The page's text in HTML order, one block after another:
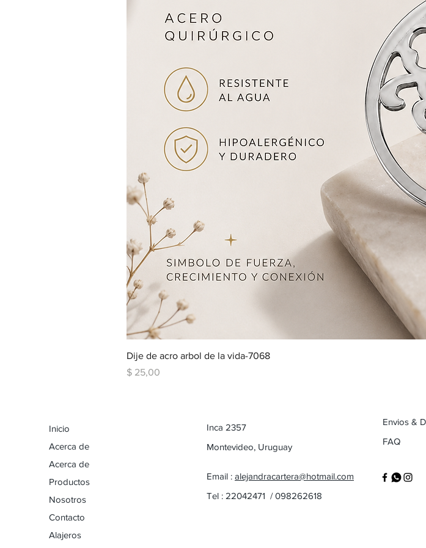
Dije de acro arbol de la vida-7068
Precio
$ 25,00
Inicio
Acerca de
Acerca de
Productos
Nosotros
Contacto
Alajeros
Inca 2357
Montevideo, Uruguay
Email : alejandracartera@hotmail.com
Tel : 22042471 / 098262618
Envios &
FAQ